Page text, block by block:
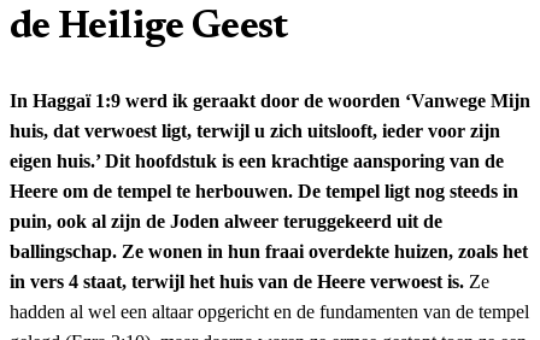
de Heilige Geest
In Haggaï 1:9 werd ik geraakt door de woorden ‘Vanwege Mijn
huis, dat verwoest ligt, terwijl u zich uitslooft, ieder voor zijn
eigen huis.’ Dit hoofdstuk is een krachtige aansporing van de
Heere om de tempel te herbouwen. De tempel ligt nog steeds in
puin, ook al zijn de Joden alweer teruggekeerd uit de
ballingschap. Ze wonen in hun fraai overdekte huizen, zoals het
in vers 4 staat, terwijl het huis van de Heere verwoest is. Ze
hadden al wel een altaar opgericht en de fundamenten van de tempel